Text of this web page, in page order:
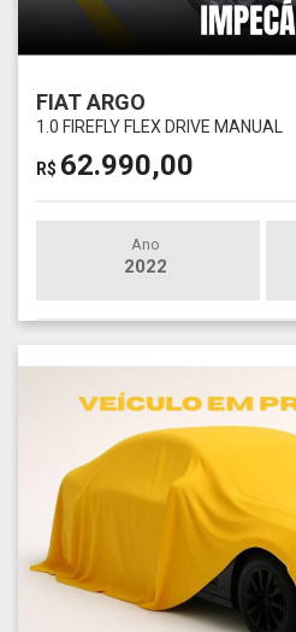
FIAT ARGO
1.0 FIREFLY FLEX DRIVE MANUAL
R$ 62.990,00
Ano
2022